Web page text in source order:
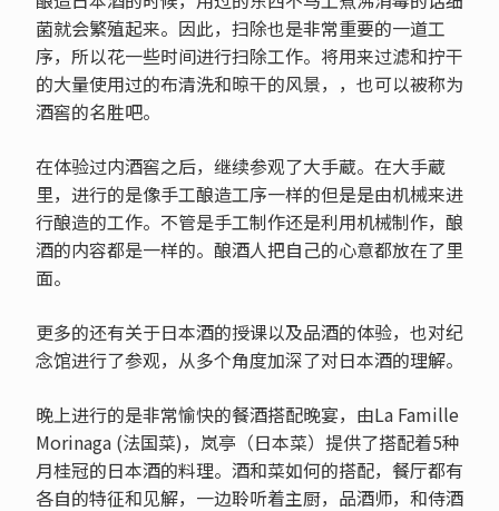
菌就会繁殖起来。因此，扫除也是非常重要的一道工
序，所以花一些时间进行扫除工作。将用来过滤和拧干
的大量使用过的布清洗和晾干的风景，，也可以被称为
酒窖的名胜吧。
在体验过内酒窖之后，继续参观了大手蔵。在大手蔵
里，进行的是像手工酿造工序一样的但是是由机械来进
行酿造的工作。不管是手工制作还是利用机械制作，酿
酒的内容都是一样的。酿酒人把自己的心意都放在了里
面。
更多的还有关于日本酒的授课以及品酒的体验，也对纪
念馆进行了参观，从多个角度加深了对日本酒的理解。
晚上进行的是非常愉快的餐酒搭配晚宴，由La Famille
Morinaga (法国菜)，岚亭（日本菜）提供了搭配着5种
月桂冠的日本酒的料理。酒和菜如何的搭配，餐厅都有
各自的特征和见解，一边聆听着主厨，品酒师，和侍酒